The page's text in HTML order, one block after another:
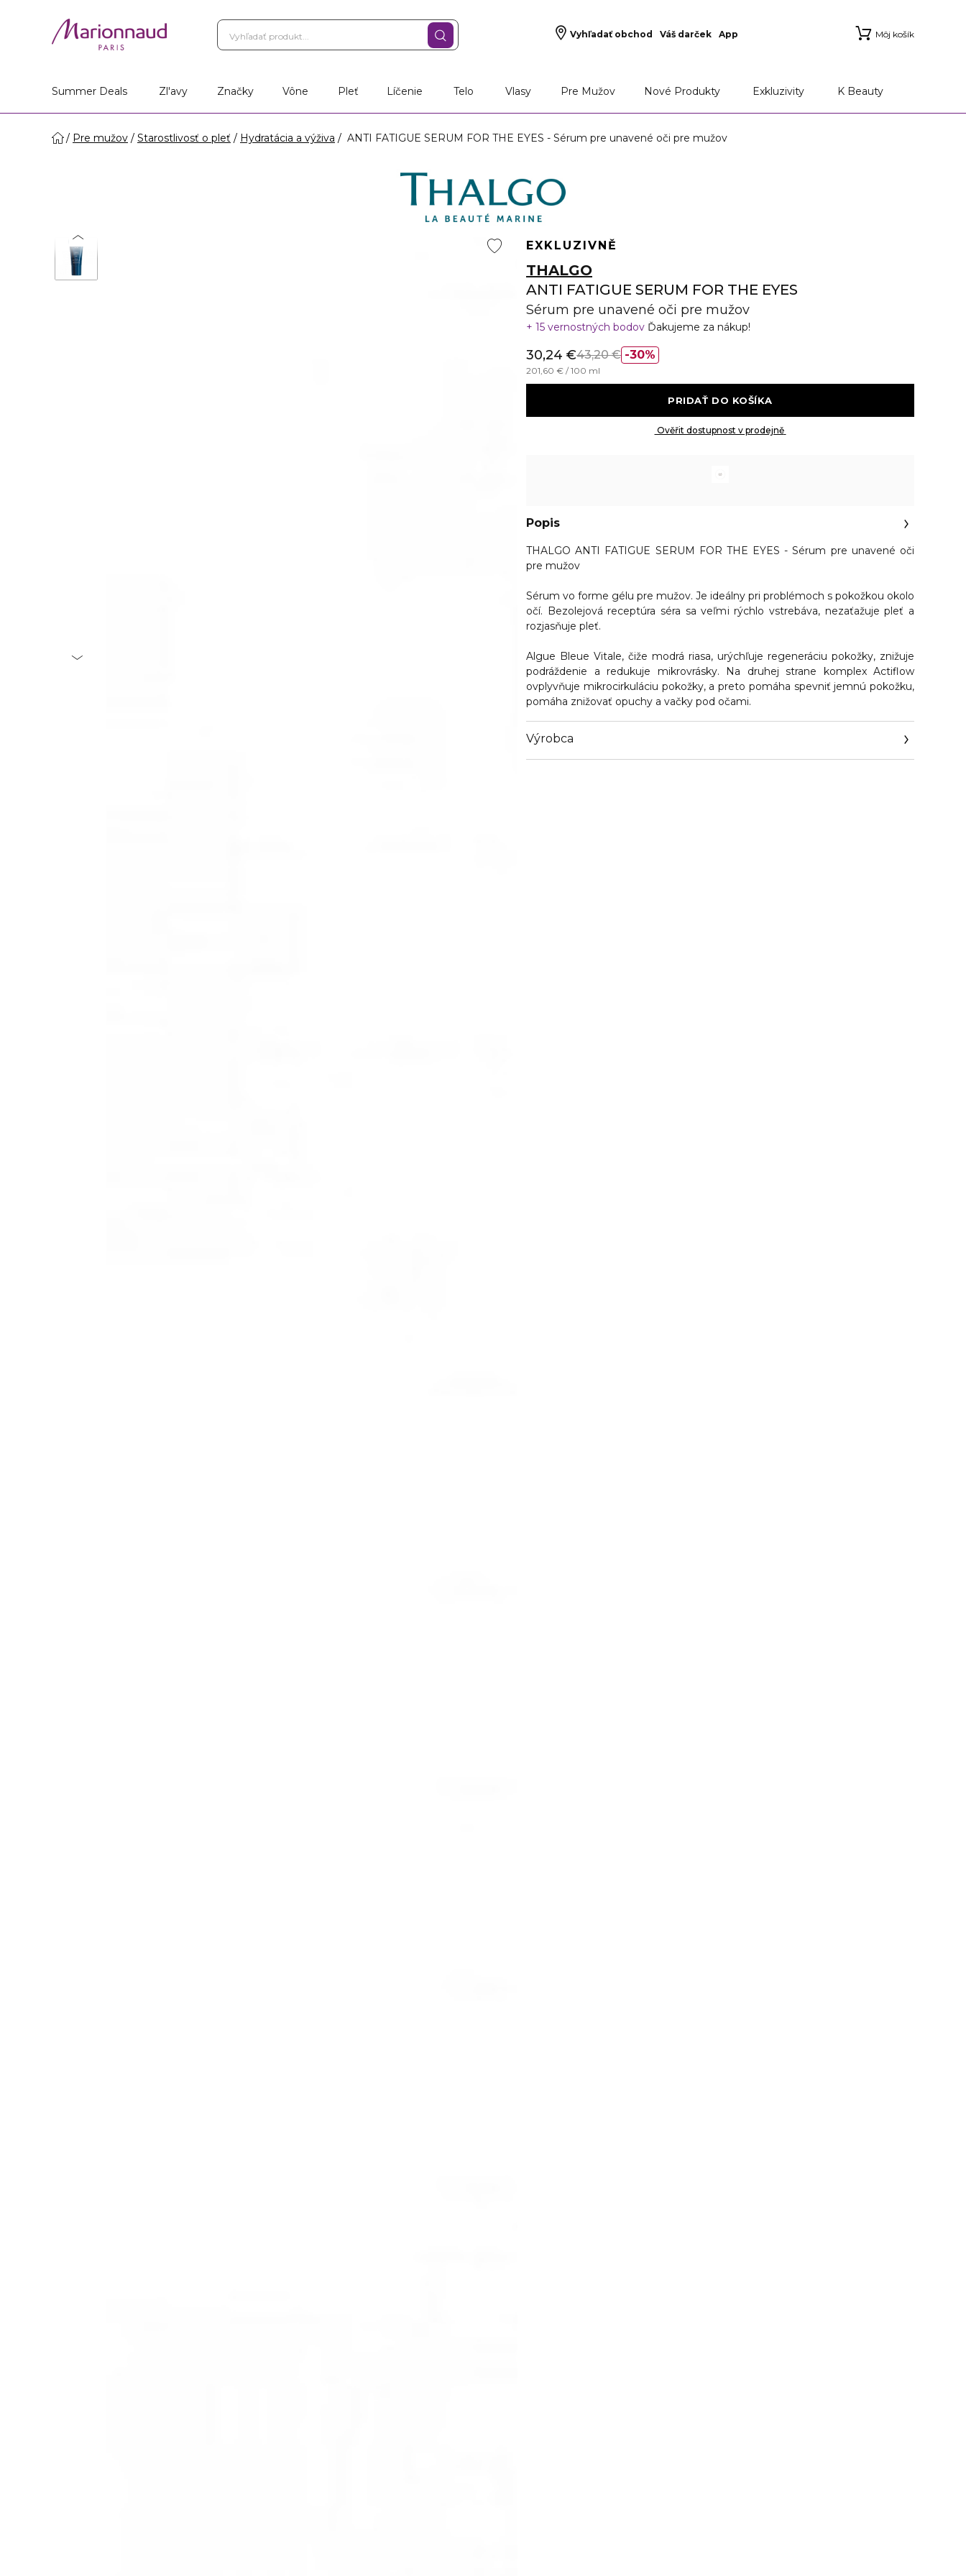
Vyhľadať obchod Váš darček App Môj košík
Summer Deals Zl'avy Značky Vône Pleť Líčenie Telo Vlasy Pre Mužov Nové Produkty Exkluzivity K Beauty
Pre mužov Starostlivosť o pleť Hydratácia a výživa ANTI FATIGUE SERUM FOR THE EYES - Sérum pre unavené oči pre mužov
EXKLUZIVNĚ
THALGO
ANTI FATIGUE SERUM FOR THE EYES
Sérum pre unavené oči pre mužov
15 vernostných bodov Ďakujeme za nákup!
30%
30,24 €43,20 €
201,60 € / 100 ml
Ověřit dostupnost v prodejně
Popis
THALGO ANTI FATIGUE SERUM FOR THE EYES - Sérum pre unavené oči
pre mužov
Sérum vo forme gélu pre mužov. Je ideálny pri problémoch s pokožkou okolo
očí. Bezolejová receptúra séra sa veľmi rýchlo vstrebáva, nezaťažuje pleť a
rozjasňuje pleť.
Algue Bleue Vitale, čiže modrá riasa, urýchľuje regeneráciu pokožky, znižuje
podráždenie a redukuje mikrovrásky. Na druhej strane komplex Actiflow
ovplyvňuje mikrocirkuláciu pokožky, a preto pomáha spevniť jemnú pokožku,
pomáha znižovať opuchy a vačky pod očami.
Výrobca